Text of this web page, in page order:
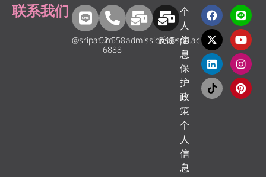
联系我们
@sripatum02 558
6888
admissions@spu.ac.th
反馈
个
人
信
息
保
护
政
策
个
人
信
息